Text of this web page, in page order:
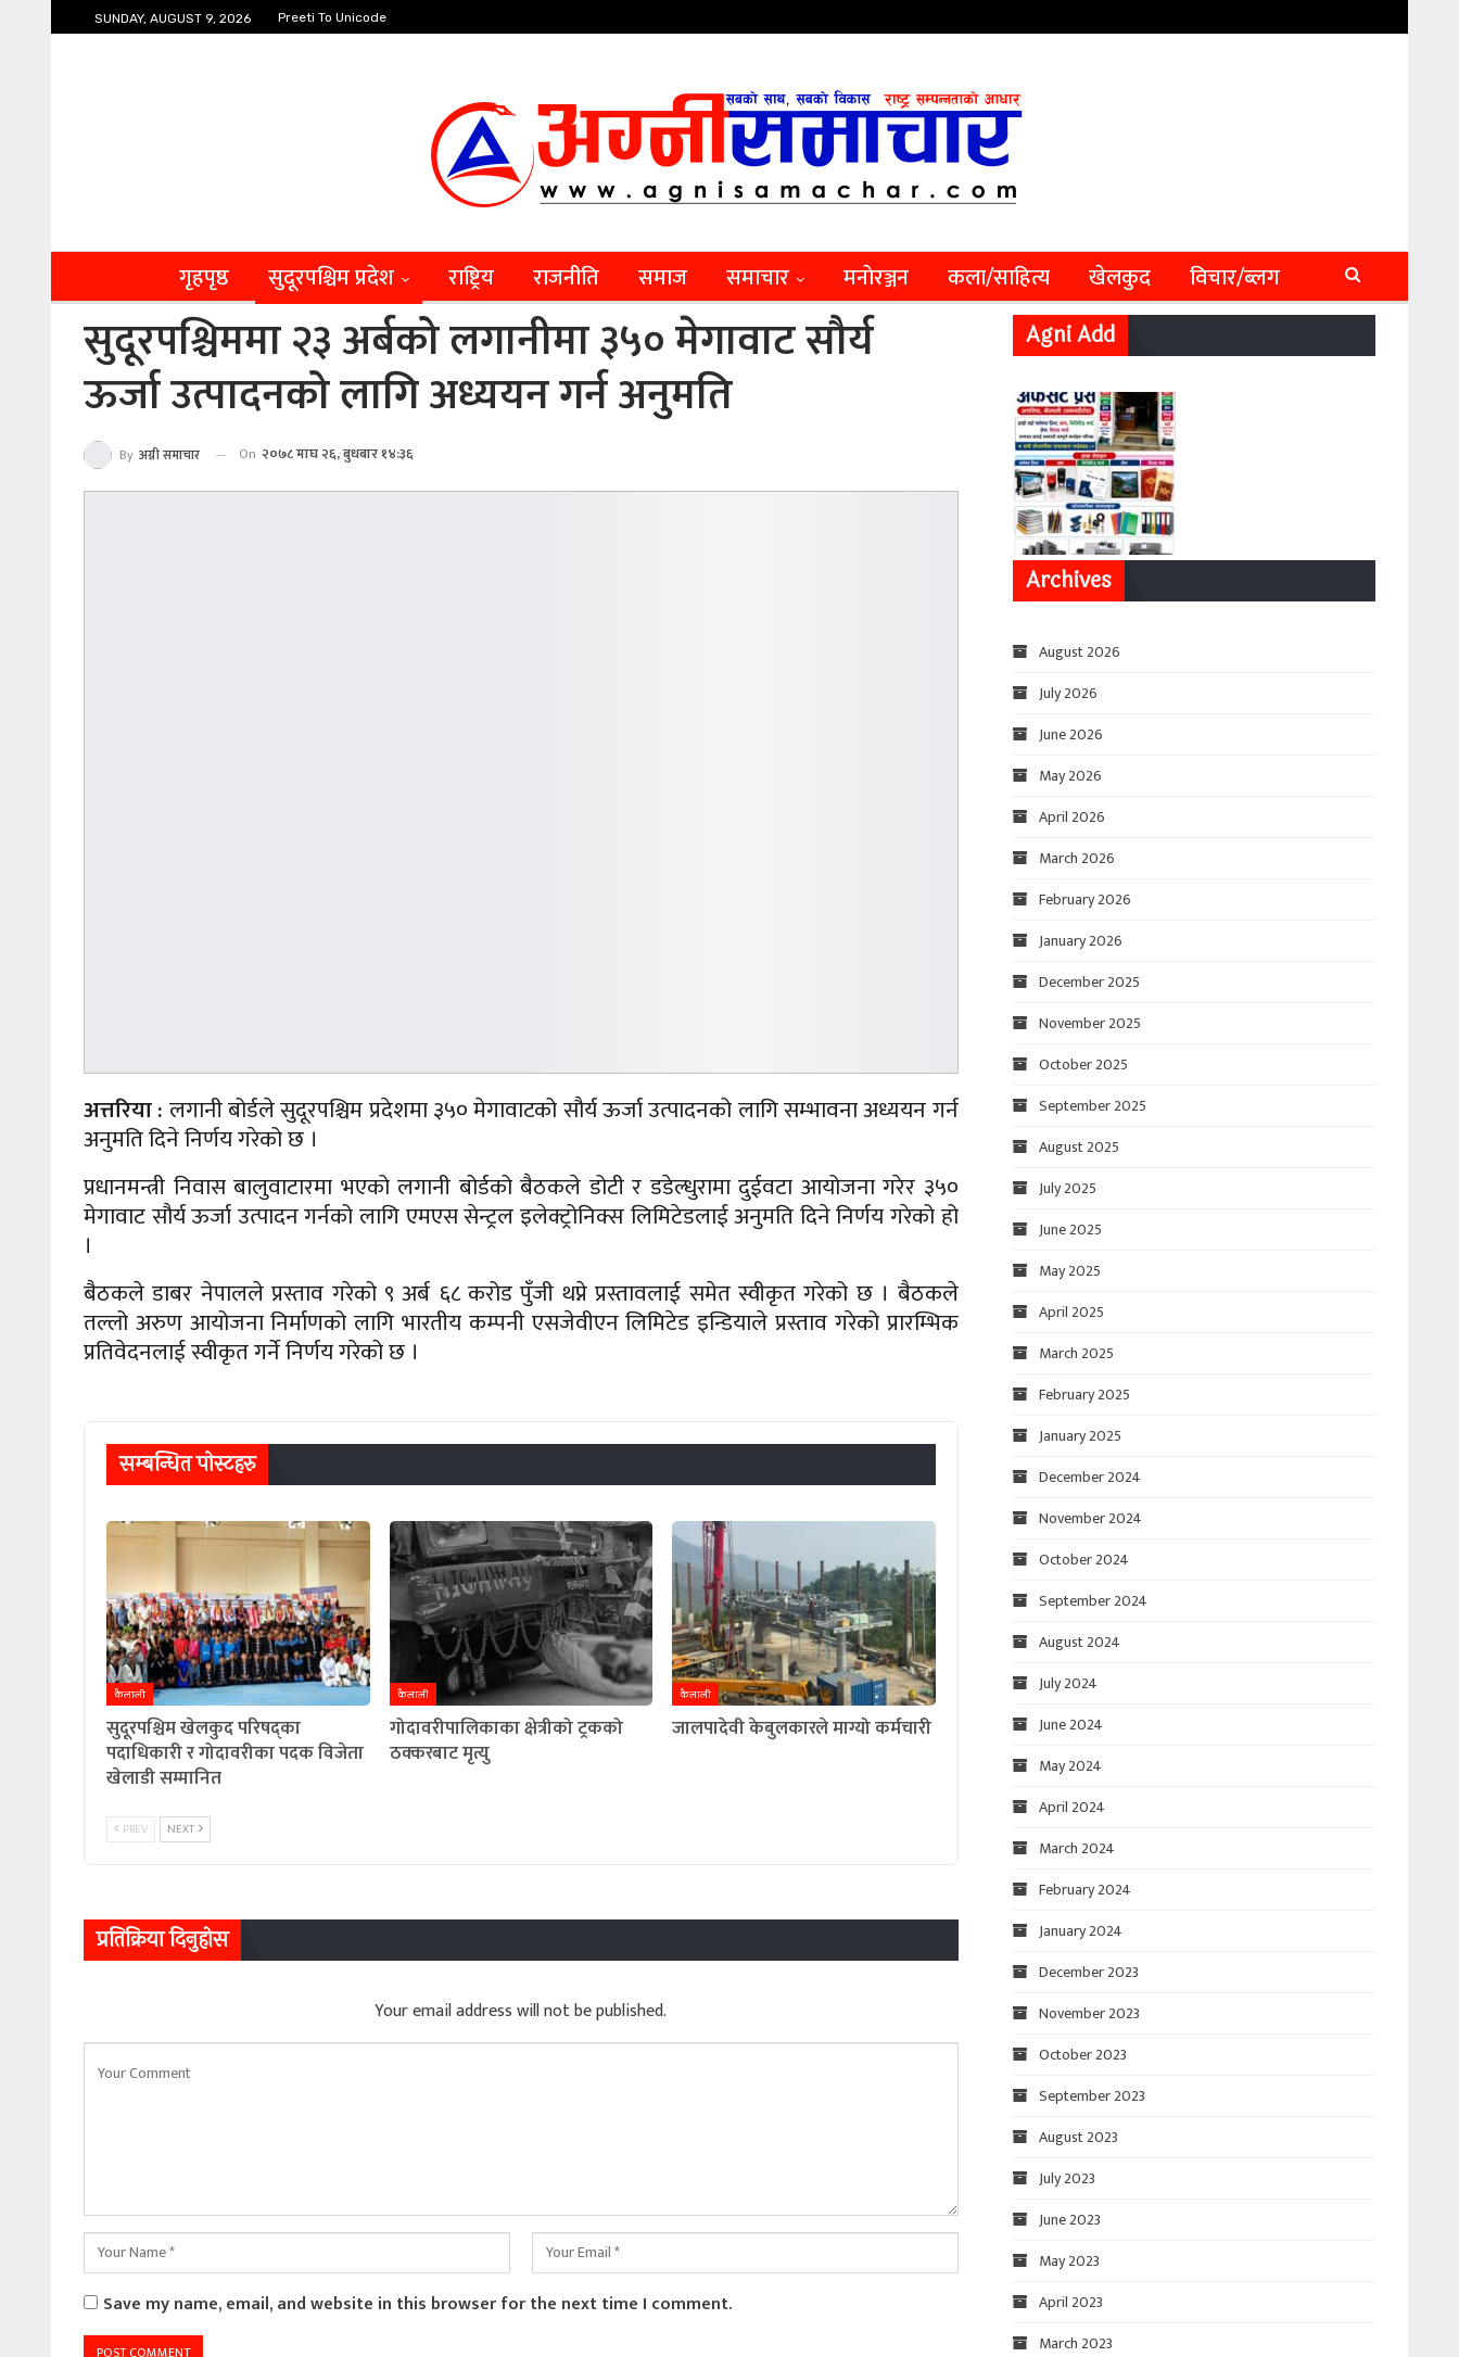
SUNDAY, AUGUST 9, 2026 Preeti To Unicode
गृहपृष्ठ सुदूरपश्चिम प्रदेश राष्ट्रिय राजनीति समाज समाचार मनाेरञ्जन कला/साहित्य खेलकुद विचार/ब्लग
सुदूरपश्चिममा २३ अर्बको लगानीमा ३५० मेगावाट सौर्य
ऊर्जा उत्पादनको लागि अध्ययन गर्न अनुमति
By अग्नी समाचार On २०७८ माघ २६, बुधबार १४:३६
अत्तरिया : लगानी बोर्डले सुदूरपश्चिम प्रदेशमा ३५० मेगावाटको सौर्य ऊर्जा उत्पादनको लागि सम्भावना अध्ययन गर्न
अनुमति दिने निर्णय गरेको छ ।
प्रधानमन्त्री निवास बालुवाटारमा भएको लगानी बोर्डको बैठकले डोटी र डडेल्धुरामा दुईवटा आयोजना गरेर ३५०
मेगावाट सौर्य ऊर्जा उत्पादन गर्नको लागि एमएस सेन्ट्रल इलेक्ट्रोनिक्स लिमिटेडलाई अनुमति दिने निर्णय गरेको हो
।
बैठकले डाबर नेपालले प्रस्ताव गरेको ९ अर्ब ६८ करोड पुँजी थप्ने प्रस्तावलाई समेत स्वीकृत गरेको छ । बैठकले
तल्लो अरुण आयोजना निर्माणको लागि भारतीय कम्पनी एसजेवीएन लिमिटेड इन्डियाले प्रस्ताव गरेको प्रारम्भिक
प्रतिवेदनलाई स्वीकृत गर्ने निर्णय गरेको छ ।
सम्बन्धित पाेस्टहरु
कैलाली
सुदूरपश्चिम खेलकुद परिषद्का
पदाधिकारी र गोदावरीका पदक विजेता
खेलाडी सम्मानित
कैलाली
गोदावरीपालिकाका क्षेत्रीको ट्रकको
ठक्करबाट मृत्यु
कैलाली
जालपादेवी केबुलकारले माग्यो कर्मचारी
PREV NEXT
प्रतिक्रिया दिनुहोस
Your email address will not be published.
Save my name, email, and website in this browser for the next time I comment.
Agni Add
Archives
August 2026
July 2026
June 2026
May 2026
April 2026
March 2026
February 2026
January 2026
December 2025
November 2025
October 2025
September 2025
August 2025
July 2025
June 2025
May 2025
April 2025
March 2025
February 2025
January 2025
December 2024
November 2024
October 2024
September 2024
August 2024
July 2024
June 2024
May 2024
April 2024
March 2024
February 2024
January 2024
December 2023
November 2023
October 2023
September 2023
August 2023
July 2023
June 2023
May 2023
April 2023
March 2023